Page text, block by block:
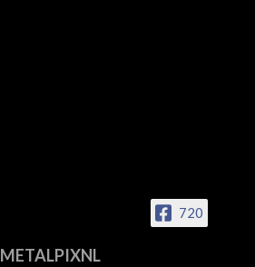
720
METALPIXNL